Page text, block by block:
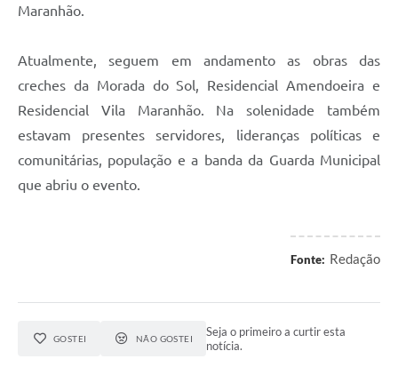
Maranhão.
Atualmente, seguem em andamento as obras das
creches da Morada do Sol, Residencial Amendoeira e
Residencial Vila Maranhão. Na solenidade também
estavam presentes servidores, lideranças políticas e
comunitárias, população e a banda da Guarda Municipal
que abriu o evento.
Fonte: Redação
GOSTEI NÃO GOSTEI
Seja o primeiro a curtir esta
notícia.